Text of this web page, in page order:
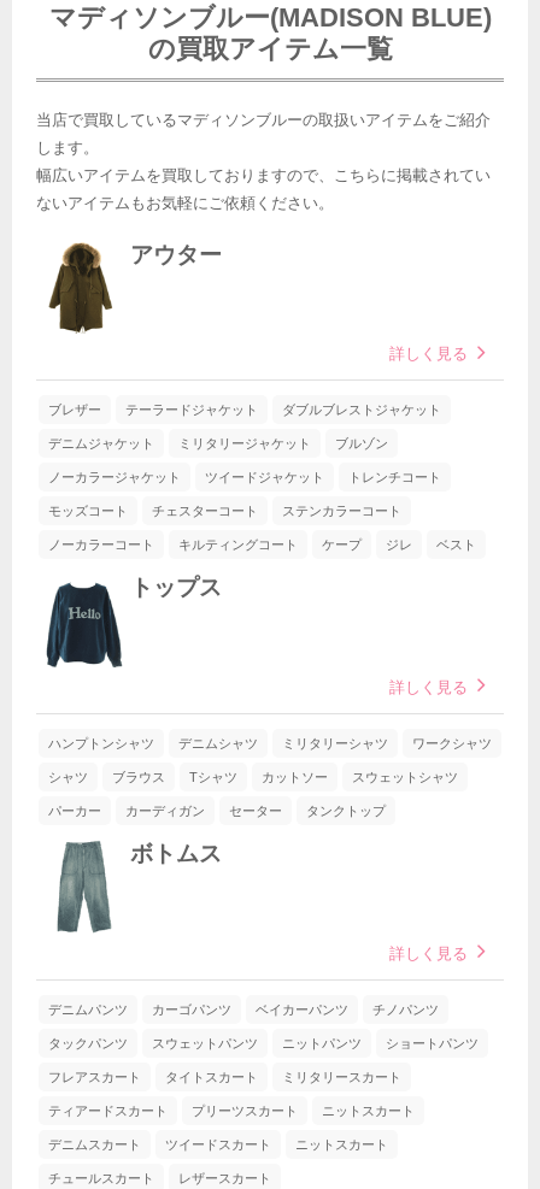
マディソンブルー(MADISON BLUE)
の買取アイテム一覧
当店で買取しているマディソンブルーの取扱いアイテムをご紹介
します。
幅広いアイテムを買取しておりますので、こちらに掲載されてい
ないアイテムもお気軽にご依頼ください。
アウター
詳しく見る
ブレザー テーラードジャケット ダブルブレストジャケット
デニムジャケット ミリタリージャケット ブルゾン
ノーカラージャケット ツイードジャケット トレンチコート
モッズコート チェスターコート ステンカラーコート
ノーカラーコート キルティングコート ケープ ジレ ベスト
トップス
詳しく見る
ハンプトンシャツ デニムシャツ ミリタリーシャツ ワークシャツ
シャツ ブラウス Tシャツ カットソー スウェットシャツ
パーカー カーディガン セーター タンクトップ
ボトムス
詳しく見る
デニムパンツ カーゴパンツ ベイカーパンツ チノパンツ
タックパンツ スウェットパンツ ニットパンツ ショートパンツ
フレアスカート タイトスカート ミリタリースカート
ティアードスカート プリーツスカート ニットスカート
デニムスカート ツイードスカート ニットスカート
チュールスカート レザースカート